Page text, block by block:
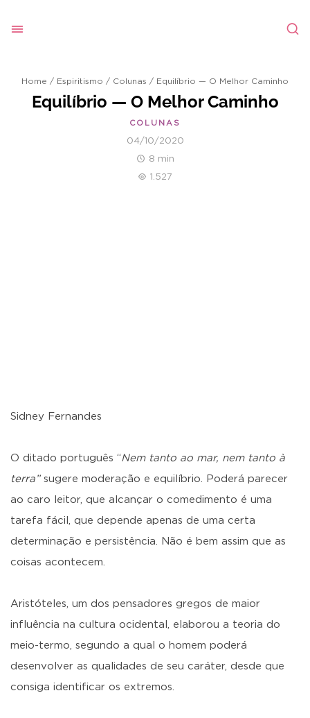
Home / Espiritismo / Colunas / Equilíbrio — O Melhor Caminho
Equilíbrio — O Melhor Caminho
COLUNAS
04/10/2020
8 min
1.527
Sidney Fernandes
O ditado português “Nem tanto ao mar, nem tanto à
terra”sugere moderação e equilíbrio. Poderá parecer
ao caro leitor, que alcançar o comedimento é uma
tarefa fácil, que depende apenas de uma certa
determinação e persistência. Não é bem assim que as
coisas acontecem.
Aristóteles, um dos pensadores gregos de maior
influência na cultura ocidental, elaborou a teoria do
meio-termo, segundo a qual o homem poderá
desenvolver as qualidades de seu caráter, desde que
consiga identificar os extremos.